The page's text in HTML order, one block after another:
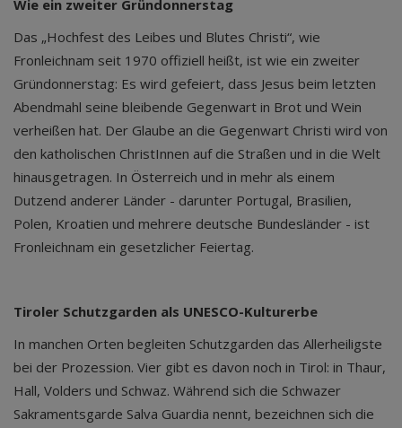
Wie ein zweiter Gründonnerstag
Das „Hochfest des Leibes und Blutes Christi“, wie
Fronleichnam seit 1970 offiziell heißt, ist wie ein zweiter
Gründonnerstag: Es wird gefeiert, dass Jesus beim letzten
Abendmahl seine bleibende Gegenwart in Brot und Wein
verheißen hat. Der Glaube an die Gegenwart Christi wird von
den katholischen ChristInnen auf die Straßen und in die Welt
hinausgetragen. In Österreich und in mehr als einem
Dutzend anderer Länder - darunter Portugal, Brasilien,
Polen, Kroatien und mehrere deutsche Bundesländer - ist
Fronleichnam ein gesetzlicher Feiertag.
Tiroler Schutzgarden als UNESCO-Kulturerbe
In manchen Orten begleiten Schutzgarden das Allerheiligste
bei der Prozession. Vier gibt es davon noch in Tirol: in Thaur,
Hall, Volders und Schwaz. Während sich die Schwazer
Sakramentsgarde Salva Guardia nennt, bezeichnen sich die